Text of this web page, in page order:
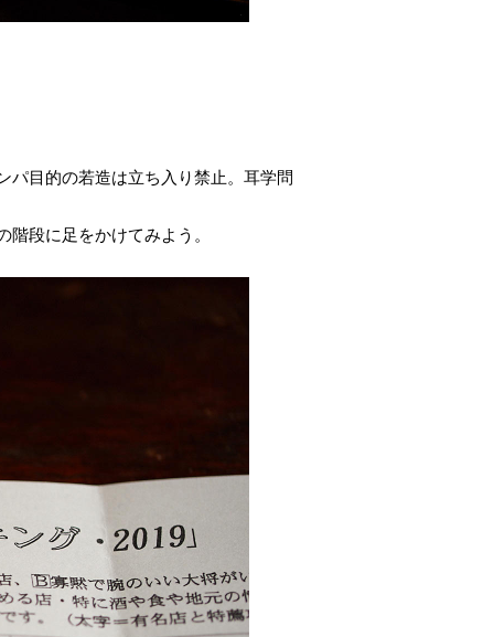
パ目的の若造は立ち入り禁止。耳学問
段に足をかけてみよう。